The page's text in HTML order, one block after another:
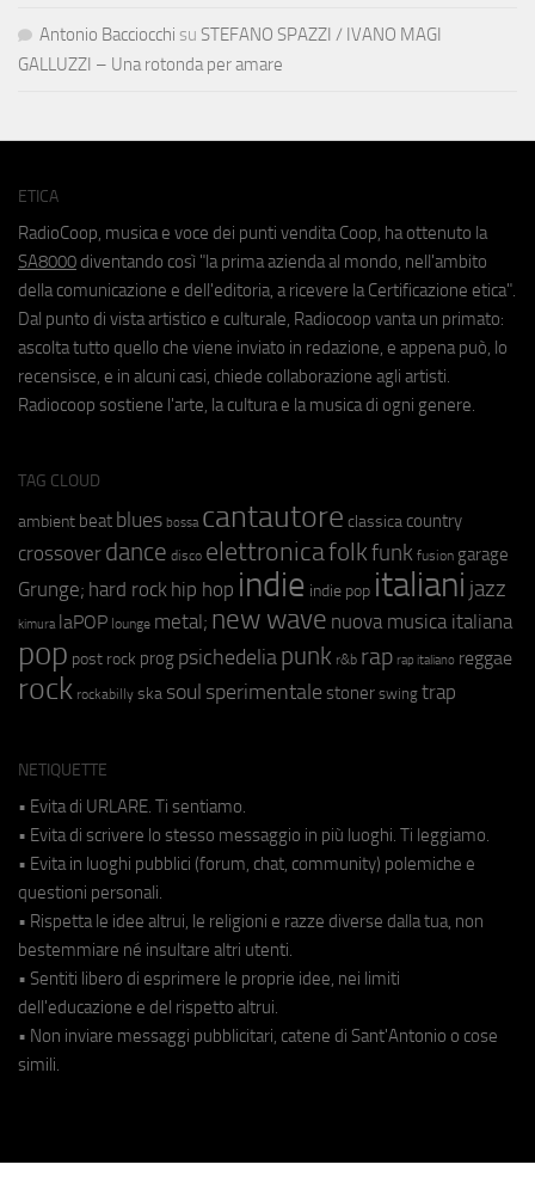
Antonio Bacciocchi su STEFANO SPAZZI / IVANO MAGI
GALLUZZI – Una rotonda per amare
ETICA
RadioCoop, musica e voce dei punti vendita Coop, ha ottenuto la
SA8000 diventando così "la prima azienda al mondo, nell'ambito
della comunicazione e dell'editoria, a ricevere la Certificazione etica".
Dal punto di vista artistico e culturale, Radiocoop vanta un primato:
ascolta tutto quello che viene inviato in redazione, e appena può, lo
recensisce, e in alcuni casi, chiede collaborazione agli artisti.
Radiocoop sostiene l'arte, la cultura e la musica di ogni genere.
TAG CLOUD
ambient beat blues bossa cantautore classica country
crossover dance disco elettronicafolkfunk fusion garage
Grunge; hard rock hip hop indie indie pop italiani jazz
kimura laPOP lounge metal; new wave nuova musica italiana
pop post rock prog psichedeliapunk r&b rap rap italiano reggae
rock rockabilly ska soul sperimentale stoner swing trap
NETIQUETTE
• Evita di URLARE. Ti sentiamo.
• Evita di scrivere lo stesso messaggio in più luoghi. Ti leggiamo.
• Evita in luoghi pubblici (forum, chat, community) polemiche e
questioni personali.
• Rispetta le idee altrui, le religioni e razze diverse dalla tua, non
bestemmiare né insultare altri utenti.
• Sentiti libero di esprimere le proprie idee, nei limiti
dell'educazione e del rispetto altrui.
• Non inviare messaggi pubblicitari, catene di Sant'Antonio o cose
simili.